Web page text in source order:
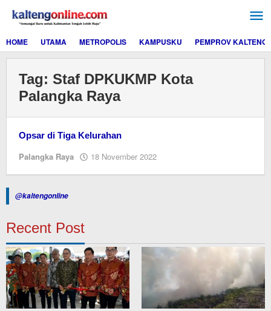
konten
HOME
UTAMA METROPOLIS KAMPUSKU PEMPROV KALTENG
Tag: Staf DPKUKMP Kota
Palangka Raya
Opsar di Tiga Kelurahan
Palangka Raya 18 November 2022
@kaltengonline
Recent Post